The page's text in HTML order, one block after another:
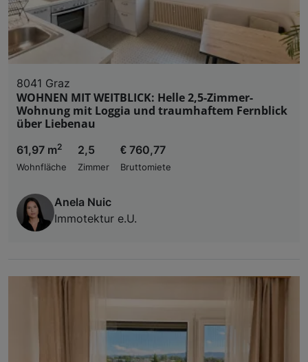
8041 Graz
WOHNEN MIT WEITBLICK: Helle 2,5-Zimmer-
Wohnung mit Loggia und traumhaftem Fernblick
über Liebenau
61,97 m2
Wohnfläche
2,5
Zimmer
€ 760,77
Bruttomiete
Anela Nuic
Immotektur e.U.